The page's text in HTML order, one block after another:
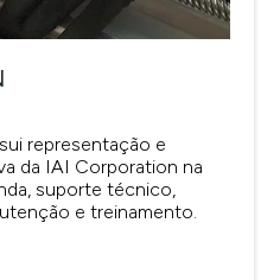
representação e
da IAI Corporation na
suporte técnico,
e treinamento.